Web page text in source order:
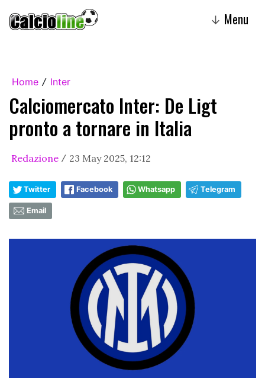
↓ Menu
Home / Inter
Calciomercato Inter: De Ligt
pronto a tornare in Italia
Redazione / 23 May 2025, 12:12
Twitter Facebook Whatsapp Telegram
Email